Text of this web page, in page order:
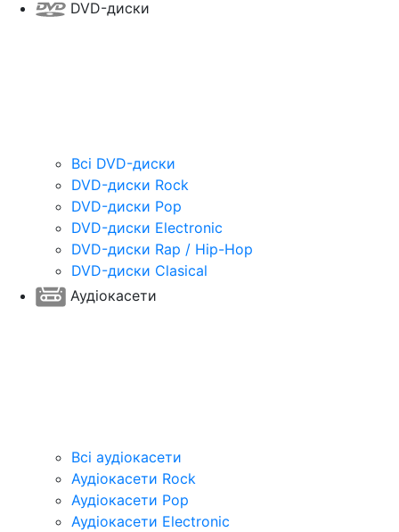
DVD-диски
Всі DVD-диски
DVD-диски Rock
DVD-диски Pop
DVD-диски Electronic
DVD-диски Rap / Hip-Hop
DVD-диски Clasical
Аудіокасети
Всі аудіокасети
Аудіокасети Rock
Аудіокасети Pop
Аудіокасети Electronic